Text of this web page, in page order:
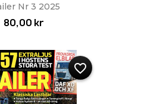
Nr 3 2025
80,00 kr
favorite_border